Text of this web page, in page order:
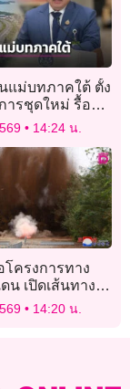
แม่บทภาคใต้ ตั้ง
ารชุดใหม่ รื้อ
ลนด์บริดจ์ไม่ได้
14:24 น.
โครงการทาง
น เปิดเส้นทาง
หลีเหนือใน
14:20 น.